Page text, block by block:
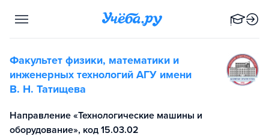
Факультет физики, математики и
инженерных технологий АГУ имени
В. Н. Татищева
Направление «Технологические машины и
оборудование», код 15.03.02